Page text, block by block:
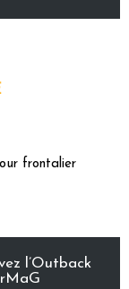
frontalier
l’Outback